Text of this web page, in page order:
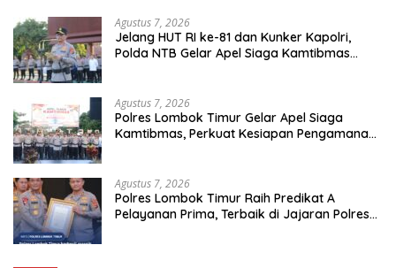
Agustus 7, 2026
Jelang HUT RI ke-81 dan Kunker Kapolri,
Polda NTB Gelar Apel Siaga Kamtibmas
Agustus 7, 2026
Polres Lombok Timur Gelar Apel Siaga
Kamtibmas, Perkuat Kesiapan Pengamanan
Agustus 7, 2026
Polres Lombok Timur Raih Predikat A
Pelayanan Prima, Terbaik di Jajaran Polres